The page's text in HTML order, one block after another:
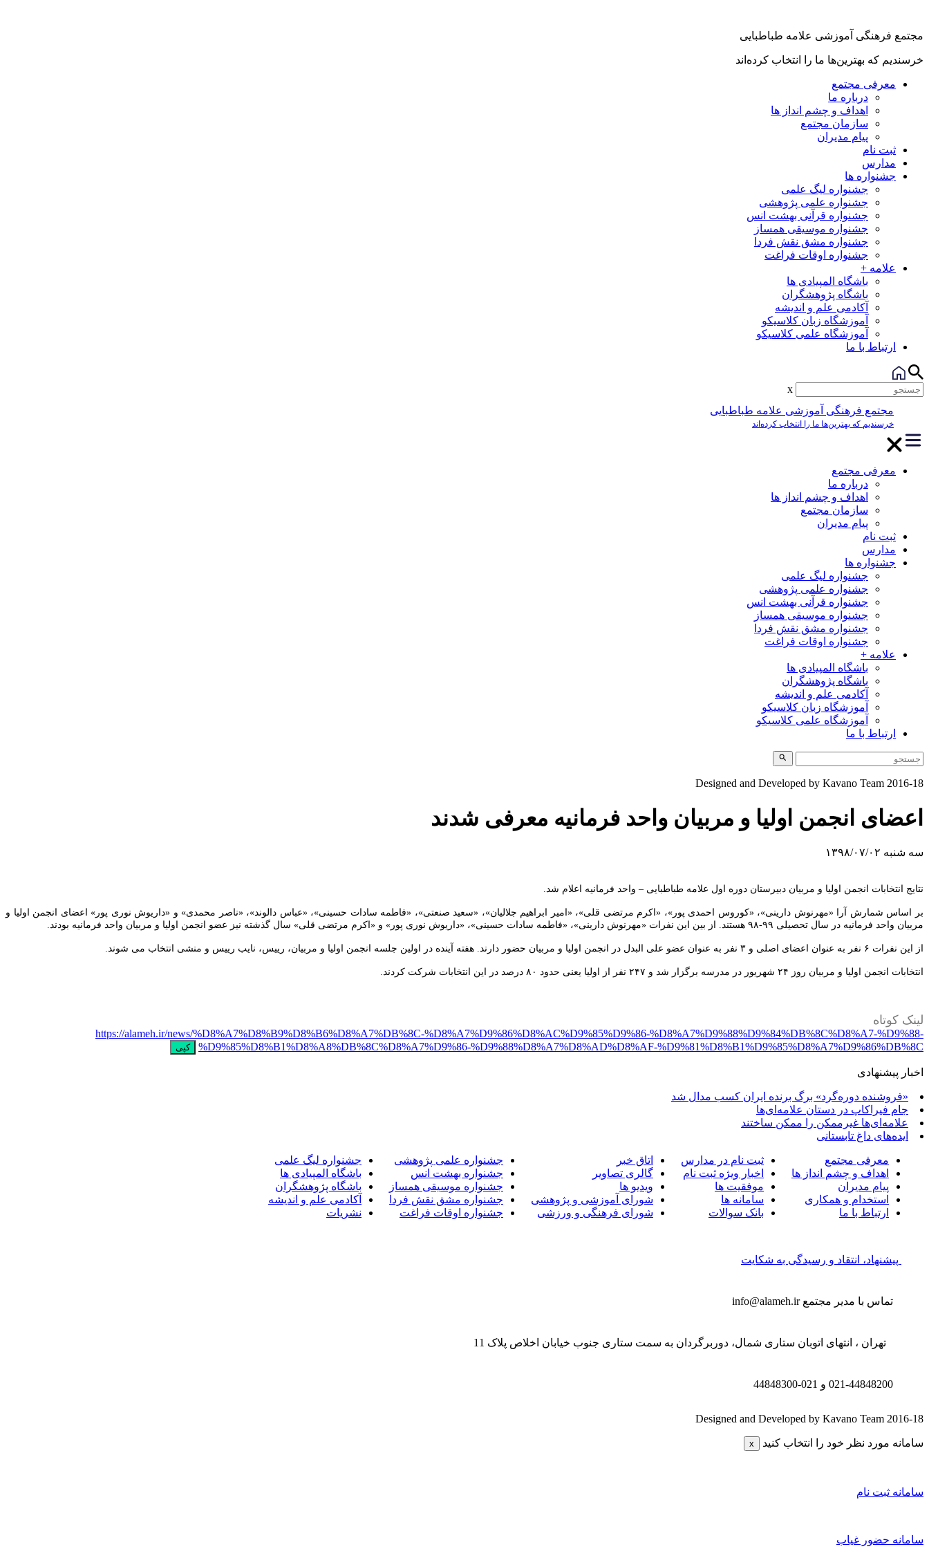
مجتمع فرهنگی آموزشی علامه طباطبایی
خرسندیم که بهترین‌ها ما را انتخاب کرده‌اند
معرفی مجتمع
درباره ما
اهداف و چشم انداز ها
سازمان مجتمع
پیام مدیران
ثبت نام
مدارس
جشنواره ها
جشنواره لیگ علمی
جشنواره علمی پژوهشی
جشنواره قرآنی بهشت انس
جشنواره موسیقی همساز
جشنواره مشق نقش فردا
جشنواره اوقات فراغت
علامه +
باشگاه المپیادی ها
باشگاه پژوهشگران
آکادمی علم و اندیشه
آموزشگاه زبان کلاسیکو
آموزشگاه علمی کلاسیکو
ارتباط با ما
x
مجتمع فرهنگی آموزشی علامه طباطبایی
خرسندیم که بهترین‌ها ما را انتخاب کرده‌اند
معرفی مجتمع
درباره ما
اهداف و چشم انداز ها
سازمان مجتمع
پیام مدیران
ثبت نام
مدارس
جشنواره ها
جشنواره لیگ علمی
جشنواره علمی پژوهشی
جشنواره قرآنی بهشت انس
جشنواره موسیقی همساز
جشنواره مشق نقش فردا
جشنواره اوقات فراغت
علامه +
باشگاه المپیادی ها
باشگاه پژوهشگران
آکادمی علم و اندیشه
آموزشگاه زبان کلاسیکو
آموزشگاه علمی کلاسیکو
ارتباط با ما
Designed and Developed by Kavano Team 2016-18
اعضای انجمن اولیا و مربیان واحد فرمانیه معرفی شدند
سه شنبه ۱۳۹۸/۰۷/۰۲
نتایج انتخابات انجمن اولیا و مربیان دبیرستان دوره اول علامه طباطبایی – واحد فرمانیه اعلام شد.
بر اساس شمارش آرا «مهرنوش دارینی»، «کوروس احمدی پور»، «اکرم مرتضی قلی»، «امیر ابراهیم جلالیان»، «سعید صنعتی»، «فاطمه سادات حسینی»، «عباس دالوند»، «ناصر محمدی» و «داریوش نوری پور» اعضای انجمن اولیا و
مربیان واحد فرمانیه در سال تحصیلی ۹۹-۹۸ هستند. از بین این نفرات «مهرنوش دارینی»، «فاطمه سادات حسینی»، «داریوش نوری پور» و «اکرم مرتضی قلی» سال گذشته نیز عضو انجمن اولیا و مربیان واحد فرمانیه بودند.
از این نفرات ۶ نفر به عنوان اعضای اصلی و ۳ نفر به عنوان عضو علی البدل در انجمن اولیا و مربیان حضور دارند. هفته آینده در اولین جلسه انجمن اولیا و مربیان، رییس، نایب رییس و منشی انتخاب می شوند.
انتخابات انجمن اولیا و مربیان روز ۲۴ شهریور در مدرسه برگزار شد و ۲۴۷ نفر از اولیا یعنی حدود ۸۰ درصد در این انتخابات شرکت کردند.
لینک کوتاه
https://alameh.ir/news/%D8%A7%D8%B9%D8%B6%D8%A7%DB%8C-%D8%A7%D9%86%D8%AC%D9%85%D9%86-%D8%A7%D9%88%D9%84%DB%8C%D8%A7-%D9%88-
%D9%85%D8%B1%D8%A8%DB%8C%D8%A7%D9%86-%D9%88%D8%A7%D8%AD%D8%AF-%D9%81%D8%B1%D9%85%D8%A7%D9%86%DB%8C
کپی
اخبار پیشنهادی
«فروشنده دوره‌گرد» برگ برنده ایران کسب مدال شد
جام فیراکاپ در دستان علامه‌ای‌ها
علامه‌ای‌ها غیرممکن را ممکن ساختند
ایده‌های داغ تابستانی
معرفی مجتمع
اهداف و چشم انداز ها
پیام مدیران
استخدام و همکاری
ارتباط با ما
ثبت نام در مدارس
اخبار ویژه ثبت نام
موفقیت ها
سامانه ها
بانک سوالات
اتاق خبر
گالری تصاویر
ویدیو ها
شورای آموزشی و پژوهشی
شورای فرهنگی و ورزشی
جشنواره علمی پژوهشی
جشنواره بهشت انس
جشنواره موسیقی همساز
جشنواره مشق نقش فردا
جشنواره اوقات فراغت
جشنواره لیگ علمی
باشگاه المپیادی ها
باشگاه پژوهشگران
آکادمی علم و اندیشه
نشریات
پیشنهاد، انتقاد و رسیدگی به شکایت
تماس با مدیر مجتمعinfo@alameh.ir
تهران ، انتهای اتوبان ستاری شمال، دوربرگردان به سمت ستاری جنوب خیابان اخلاص پلاک 11
021-44848200 و 021-44848300
Designed and Developed by Kavano Team 2016-18
سامانه مورد نظر خود را انتخاب کنید x
سامانه ثبت نام
سامانه حضور غیاب